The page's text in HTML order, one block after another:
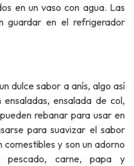
en un vaso con agua. Las
guardar en el refrigerador
dulce sabor a anís, algo así
ensalada de col,
rebanar para usar en
para suavizar el sabor
y son un adorno
pescado, carne, papa y